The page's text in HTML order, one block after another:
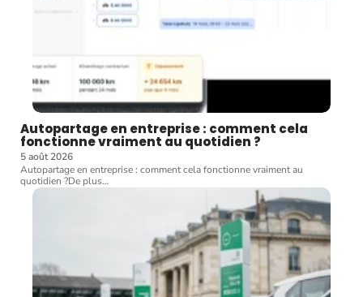
Autopartage en entreprise : comment cela
fonctionne vraiment au quotidien ?
5 août 2026
Autopartage en entreprise : comment cela fonctionne vraiment au
quotidien ?De plus…